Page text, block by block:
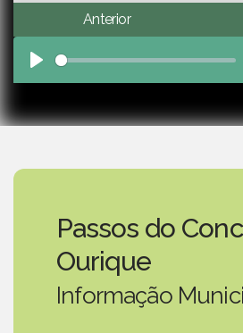
Anterior
Play
Passos do
Ourique
Informação